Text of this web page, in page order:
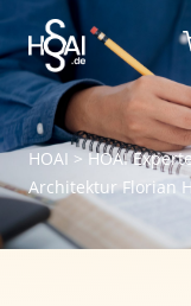
HOAI > HOAI
Architektur Florian